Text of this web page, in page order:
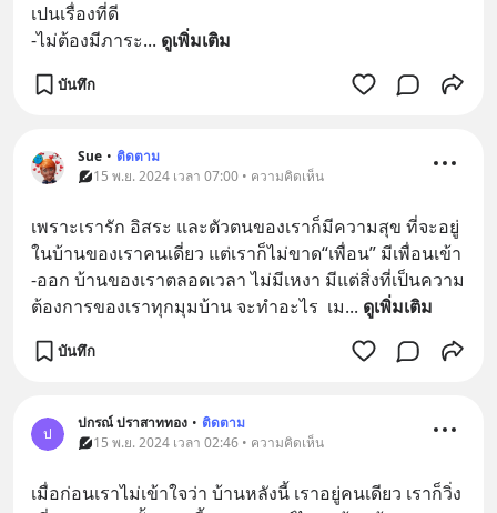
เปนเรื่องที่ดี
-ไม่ต้องมีภาระ... ดูเพิ่มเติม
บันทึก
Sue • ติดตาม
15 พ.ย. 2024 เวลา 07:00 • ความคิดเห็น
เพราะเรารัก อิสระ และตัวตนของเราก็มีความสุข ที่จะอยู่
ในบ้านของเราคนเดี่ยว แต่เราก็ไม่ขาด“เพื่อน” มีเพื่อนเข้า
-ออก บ้านของเราตลอดเวลา ไม่มีเหงา มีแต่สิ่งที่เป็นความ
ต้องการของเราทุกมุมบ้าน จะทำอะไร  เม... ดูเพิ่มเติม
บันทึก
ป
ปกรณ์ ปราสาททอง • ติดตาม
15 พ.ย. 2024 เวลา 02:46 • ความคิดเห็น
เมื่อก่อนเราไม่เข้าใจว่า บ้านหลังนี้ เราอยู่คนเดียว เราก็วิ่ง